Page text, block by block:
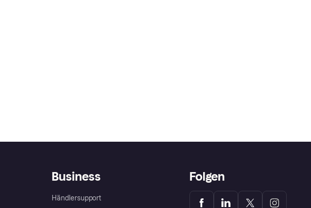
Business
Händlersupport
Folgen